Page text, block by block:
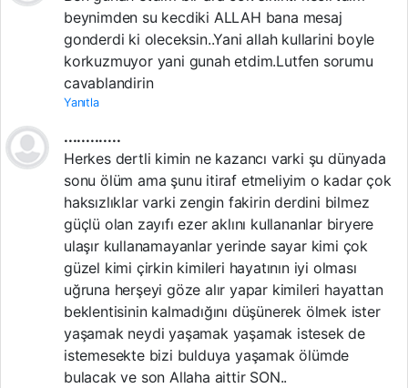
beynimden su kecdiki ALLAH bana mesaj
gonderdi ki oleceksin..Yani allah kullarini boyle
korkuzmuyor yani gunah etdim.Lutfen sorumu
cavablandirin
Yanıtla
.............
Herkes dertli kimin ne kazancı varki şu dünyada
sonu ölüm ama şunu itiraf etmeliyim o kadar çok
haksızlıklar varki zengin fakirin derdini bilmez
güçlü olan zayıfı ezer aklını kullananlar biryere
ulaşır kullanamayanlar yerinde sayar kimi çok
güzel kimi çirkin kimileri hayatının iyi olması
uğruna herşeyi göze alır yapar kimileri hayattan
beklentisinin kalmadığını düşünerek ölmek ister
yaşamak neydi yaşamak yaşamak istesek de
istemesekte bizi bulduya yaşamak ölümde
bulacak ve son Allaha aittir SON..